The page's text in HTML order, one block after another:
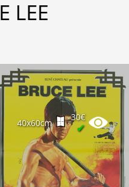
LEE
40x60cm
30€
✔